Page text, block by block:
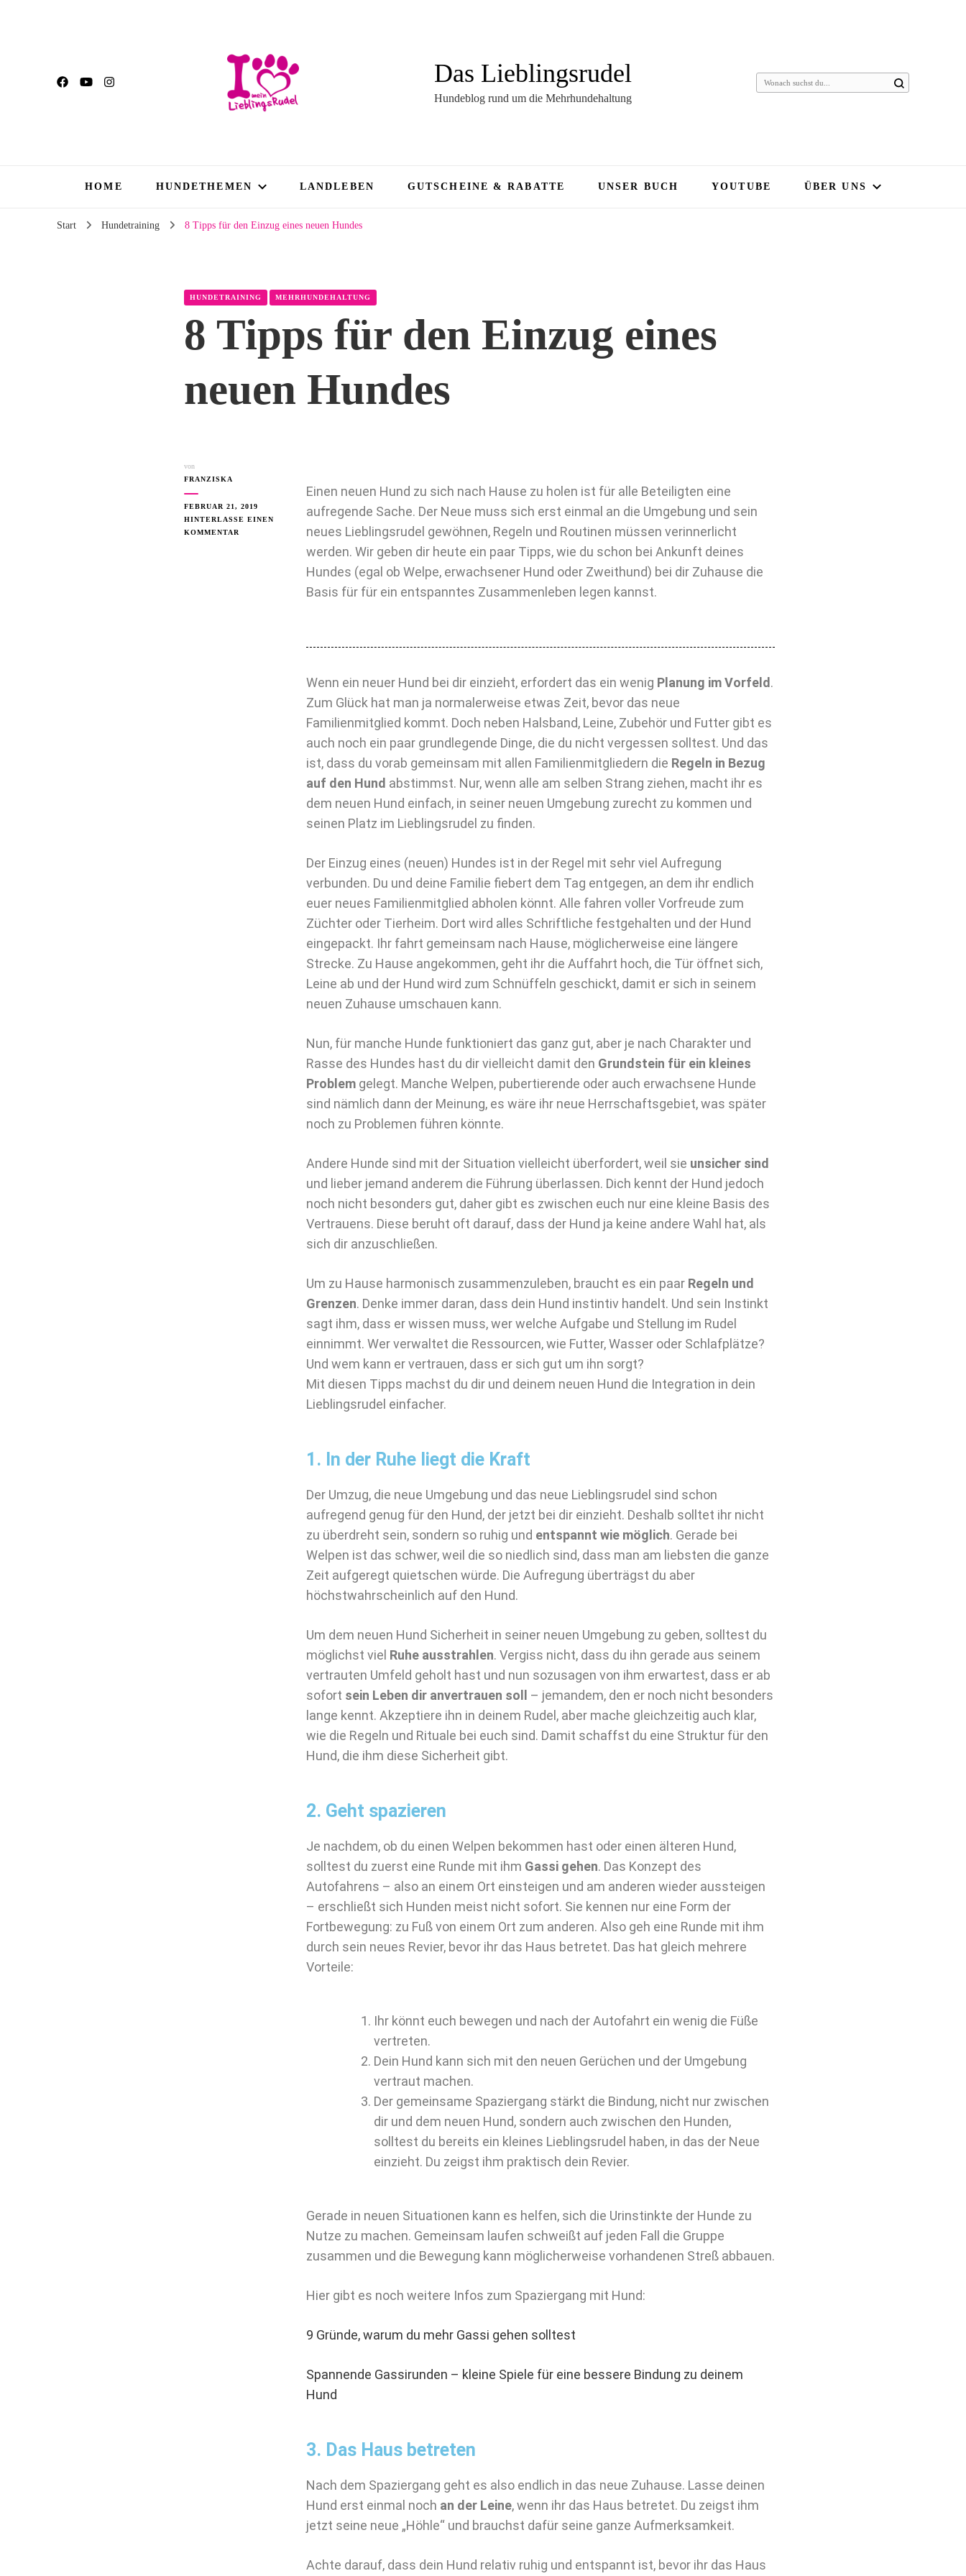
Das Lieblingsrudel
Hundeblog rund um die Mehrhundehaltung
HOME HUNDETHEMEN LANDLEBEN GUTSCHEINE & RABATTE UNSER BUCH YOUTUBE ÜBER UNS
Start Hundetraining 8 Tipps für den Einzug eines neuen Hundes
HUNDETRAINING MEHRHUNDEHALTUNG
8 Tipps für den Einzug eines
neuen Hundes
von
FRANZISKA
FEBRUAR 21, 2019
HINTERLASSE EINEN
KOMMENTAR
Einen neuen Hund zu sich nach Hause zu holen ist für alle Beteiligten eine
aufregende Sache. Der Neue muss sich erst einmal an die Umgebung und sein
neues Lieblingsrudel gewöhnen, Regeln und Routinen müssen verinnerlicht
werden. Wir geben dir heute ein paar Tipps, wie du schon bei Ankunft deines
Hundes (egal ob Welpe, erwachsener Hund oder Zweithund) bei dir Zuhause die
Basis für für ein entspanntes Zusammenleben legen kannst.
Wenn ein neuer Hund bei dir einzieht, erfordert das ein wenig Planung im Vorfeld .
Zum Glück hat man ja normalerweise etwas Zeit, bevor das neue
Familienmitglied kommt. Doch neben Halsband, Leine, Zubehör und Futter gibt es
auch noch ein paar grundlegende Dinge, die du nicht vergessen solltest. Und das
ist, dass du vorab gemeinsam mit allen Familienmitgliedern die Regeln in Bezug
auf den Hund abstimmst. Nur, wenn alle am selben Strang ziehen, macht ihr es
dem neuen Hund einfach, in seiner neuen Umgebung zurecht zu kommen und
seinen Platz im Lieblingsrudel zu finden.
Der Einzug eines (neuen) Hundes ist in der Regel mit sehr viel Aufregung
verbunden. Du und deine Familie fiebert dem Tag entgegen, an dem ihr endlich
euer neues Familienmitglied abholen könnt. Alle fahren voller Vorfreude zum
Züchter oder Tierheim. Dort wird alles Schriftliche festgehalten und der Hund
eingepackt. Ihr fahrt gemeinsam nach Hause, möglicherweise eine längere
Strecke. Zu Hause angekommen, geht ihr die Auffahrt hoch, die Tür öffnet sich,
Leine ab und der Hund wird zum Schnüffeln geschickt, damit er sich in seinem
neuen Zuhause umschauen kann.
Nun, für manche Hunde funktioniert das ganz gut, aber je nach Charakter und
Rasse des Hundes hast du dir vielleicht damit den Grundstein für ein kleines
Problem gelegt. Manche Welpen, pubertierende oder auch erwachsene Hunde
sind nämlich dann der Meinung, es wäre ihr neue Herrschaftsgebiet, was später
noch zu Problemen führen könnte.
Andere Hunde sind mit der Situation vielleicht überfordert, weil sie unsicher sind
und lieber jemand anderem die Führung überlassen. Dich kennt der Hund jedoch
noch nicht besonders gut, daher gibt es zwischen euch nur eine kleine Basis des
Vertrauens. Diese beruht oft darauf, dass der Hund ja keine andere Wahl hat, als
sich dir anzuschließen.
Um zu Hause harmonisch zusammenzuleben, braucht es ein paar Regeln und
Grenzen. Denke immer daran, dass dein Hund instintiv handelt. Und sein Instinkt
sagt ihm, dass er wissen muss, wer welche Aufgabe und Stellung im Rudel
einnimmt. Wer verwaltet die Ressourcen, wie Futter, Wasser oder Schlafplätze?
Und wem kann er vertrauen, dass er sich gut um ihn sorgt?
Mit diesen Tipps machst du dir und deinem neuen Hund die Integration in dein
Lieblingsrudel einfacher.
1. In der Ruhe liegt die Kraft
Der Umzug, die neue Umgebung und das neue Lieblingsrudel sind schon
aufregend genug für den Hund, der jetzt bei dir einzieht. Deshalb solltet ihr nicht
zu überdreht sein, sondern so ruhig und entspannt wie möglich. Gerade bei
Welpen ist das schwer, weil die so niedlich sind, dass man am liebsten die ganze
Zeit aufgeregt quietschen würde. Die Aufregung überträgst du aber
höchstwahrscheinlich auf den Hund.
Um dem neuen Hund Sicherheit in seiner neuen Umgebung zu geben, solltest du
möglichst viel Ruhe ausstrahlen. Vergiss nicht, dass du ihn gerade aus seinem
vertrauten Umfeld geholt hast und nun sozusagen von ihm erwartest, dass er ab
sofort sein Leben dir anvertrauen soll
– jemandem, den er noch nicht besonders
lange kennt. Akzeptiere ihn in deinem Rudel, aber mache gleichzeitig auch klar,
wie die Regeln und Rituale bei euch sind. Damit schaffst du eine Struktur für den
Hund, die ihm diese Sicherheit gibt.
2. Geht spazieren
Je nachdem, ob du einen Welpen bekommen hast oder einen älteren Hund,
solltest du zuerst eine Runde mit ihm Gassi gehen. Das Konzept des
Autofahrens – also an einem Ort einsteigen und am anderen wieder aussteigen
– erschließt sich Hunden meist nicht sofort. Sie kennen nur eine Form der
Fortbewegung: zu Fuß von einem Ort zum anderen. Also geh eine Runde mit ihm
durch sein neues Revier, bevor ihr das Haus betretet. Das hat gleich mehrere
Vorteile:
Ihr könnt euch bewegen und nach der Autofahrt ein wenig die Füße
vertreten.
Dein Hund kann sich mit den neuen Gerüchen und der Umgebung
vertraut machen.
Der gemeinsame Spaziergang stärkt die Bindung, nicht nur zwischen
dir und dem neuen Hund, sondern auch zwischen den Hunden,
solltest du bereits ein kleines Lieblingsrudel haben, in das der Neue
einzieht. Du zeigst ihm praktisch dein Revier.
Gerade in neuen Situationen kann es helfen, sich die Urinstinkte der Hunde zu
Nutze zu machen. Gemeinsam laufen schweißt auf jeden Fall die Gruppe
zusammen und die Bewegung kann möglicherweise vorhandenen Streß abbauen.
Hier gibt es noch weitere Infos zum Spaziergang mit Hund:
9 Gründe, warum du mehr Gassi gehen solltest
Spannende Gassirunden – kleine Spiele für eine bessere Bindung zu deinem
Hund
3. Das Haus betreten
Nach dem Spaziergang geht es also endlich in das neue Zuhause. Lasse deinen
Hund erst einmal noch an der Leine, wenn ihr das Haus betretet. Du zeigst ihm
jetzt seine neue „Höhle“ und brauchst dafür seine ganze Aufmerksamkeit.
Achte darauf, dass dein Hund relativ ruhig und entspannt ist, bevor ihr das Haus